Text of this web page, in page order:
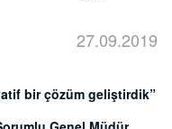
27.09.2019
bir çözüm geliştirdik”